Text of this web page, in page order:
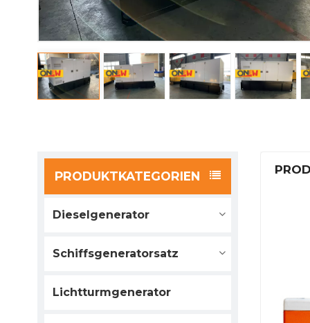
PRODUKTKATEGORIEN
Dieselgenerator
Schiffsgeneratorsatz
Lichtturmgenerator